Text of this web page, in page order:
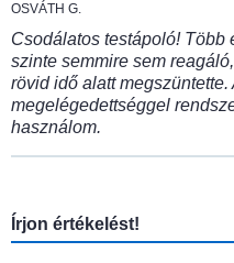
OSVÁTH G.
Csodálatos testápoló! Több
szinte semmire sem
rövid idő alatt megszüntette.
megelégedettséggel
használom.
Írjon értékelést!